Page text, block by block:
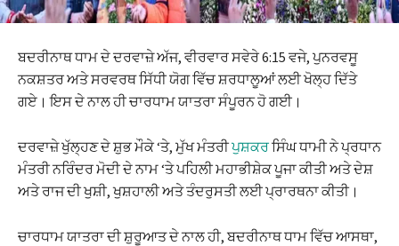
ਬਦਰੀਨਾਥ ਧਾਮ ਦੇ ਦਰਵਾਜ਼ੇ ਅੱਜ, ਵੀਰਵਾਰ ਸਵੇਰੇ 6:15 ਵਜੇ, ਪੁਨਰਵਸੂ
ਨਕਸ਼ਤਰ ਅਤੇ ਸਰਵਰਥ ਸਿੱਧੀ ਯੋਗ ਵਿੱਚ ਸ਼ਰਧਾਲੂਆਂ ਲਈ ਖੋਲ੍ਹ ਦਿੱਤੇ
ਗਏ। ਇਸ ਦੇ ਨਾਲ ਹੀ ਚਾਰਧਾਮ ਯਾਤਰਾ ਸੰਪੂਰਨ ਹੋ ਗਈ।
ਦਰਵਾਜ਼ੇ ਖੁੱਲ੍ਹਣ ਦੇ ਸ਼ੁਭ ਮੌਕੇ ‘ਤੇ, ਮੁੱਖ ਮੰਤਰੀਪੁਸ਼ਕਰਸਿੰਘ ਧਾਮੀ ਨੇ ਪ੍ਰਧਾਨ
ਮੰਤਰੀ ਨਰਿੰਦਰ ਮੋਦੀ ਦੇ ਨਾਮ ‘ਤੇ ਪਹਿਲੀ ਮਹਾਭੀਸ਼ੇਕ ਪੂਜਾ ਕੀਤੀ ਅਤੇ ਦੇਸ਼
ਅਤੇ ਰਾਜ ਦੀ ਖੁਸ਼ੀ, ਖੁਸ਼ਹਾਲੀ ਅਤੇ ਤੰਦਰੁਸਤੀ ਲਈ ਪ੍ਰਾਰਥਨਾ ਕੀਤੀ।
ਚਾਰਧਾਮ ਯਾਤਰਾ ਦੀ ਸ਼ੁਰੂਆਤ ਦੇ ਨਾਲ ਹੀ, ਬਦਰੀਨਾਥ ਧਾਮ ਵਿੱਚ ਆਸਥਾ,